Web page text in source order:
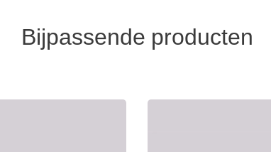
Bijpassende producten